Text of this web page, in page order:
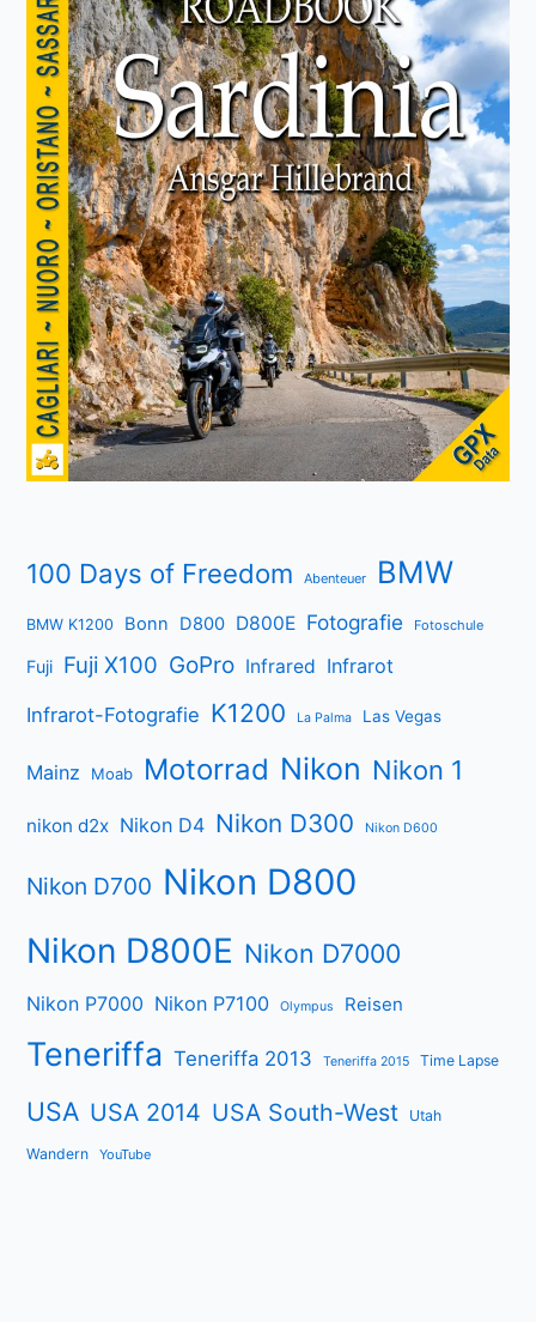
100 Days of Freedom Abenteuer BMW
BMW K1200 Bonn D800 D800E Fotografie Fotoschule
Fuji Fuji X100 GoPro Infrared Infrarot
Infrarot-Fotografie K1200 La Palma Las Vegas
Mainz Moab Motorrad Nikon Nikon 1
nikon d2x Nikon D4 Nikon D300 Nikon D600
Nikon D700 Nikon D800
Nikon D800E Nikon D7000
Nikon P7000 Nikon P7100 Olympus Reisen
Teneriffa Teneriffa 2013 Teneriffa 2015 Time Lapse
USA USA 2014 USA South-West Utah
Wandern YouTube